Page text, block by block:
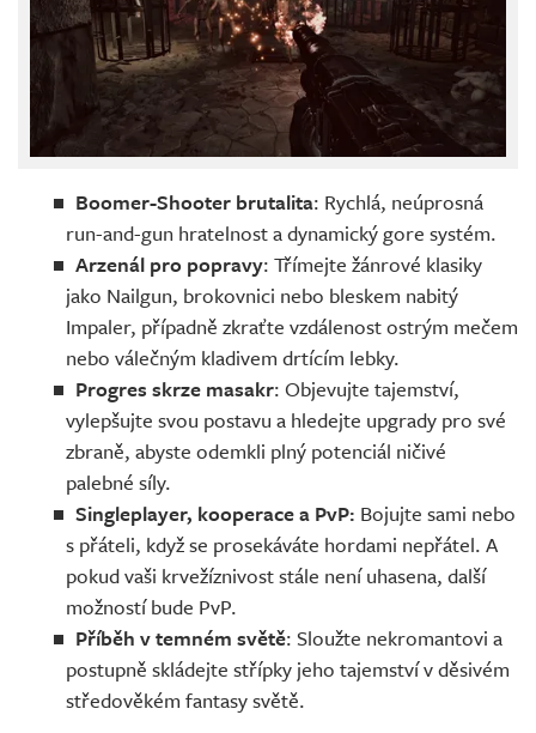
Boomer-Shooter brutalita: Rychlá, neúprosná
run-and-gun hratelnost a dynamický gore systém.
Arzenál pro popravy: Třímejte žánrové klasiky
jako Nailgun, brokovnici nebo bleskem nabitý
Impaler, případně zkraťte vzdálenost ostrým mečem
nebo válečným kladivem drtícím lebky.
Progres skrze masakr: Objevujte tajemství,
vylepšujte svou postavu a hledejte upgrady pro své
zbraně, abyste odemkli plný potenciál ničivé
palebné síly.
Singleplayer, kooperace a PvP: Bojujte sami nebo
s přáteli, když se prosekáváte hordami nepřátel. A
pokud vaši krvežíznivost stále není uhasena, další
možností bude PvP.
Příběh v temném světě: Sloužte nekromantovi a
postupně skládejte střípky jeho tajemství v děsivém
středověkém fantasy světě.